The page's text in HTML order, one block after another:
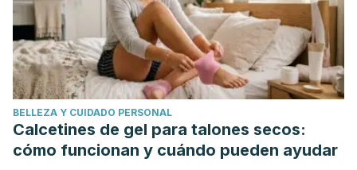
dentistry. Journal of Clinical and Diagnostic Research.
https://doi.org/10.7860/JCDR/2013/6339.3282
MedlinePlus. Gingivitis.
https://medlineplus.gov/spanish/ency/article/001056.htm
Biocompatibility of Dental Biomaterials. Woodhead
Publishing Series in Biomaterials. 2017, Pages 113-129. 8 -
Biocompatibility of oral care products.
BELLEZA Y CUIDADO PERSONAL
Calcetines de gel para talones secos:
cómo funcionan y cuándo pueden ayudar